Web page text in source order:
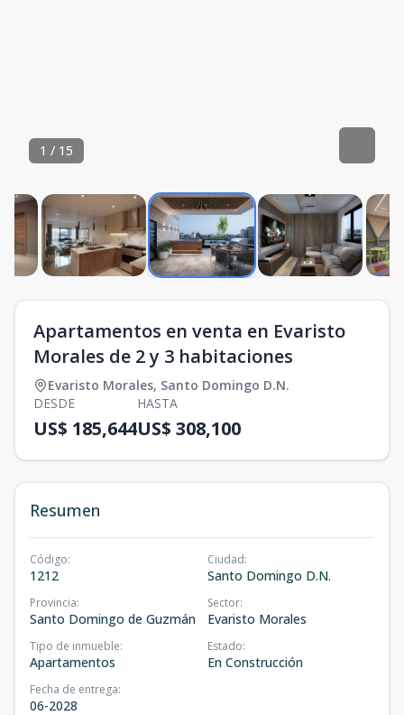
1 / 15
Apartamentos en venta en Evaristo
Morales de 2 y 3 habitaciones
Evaristo Morales, Santo Domingo D.N.
DESDE
US$ 185,644
HASTA
US$ 308,100
Resumen
Código:
1212
Ciudad:
Santo Domingo D.N.
Provincia:
Santo Domingo de Guzmán
Sector:
Evaristo Morales
Tipo de inmueble:
Apartamentos
Estado:
En Construcción
Fecha de entrega:
06-2028